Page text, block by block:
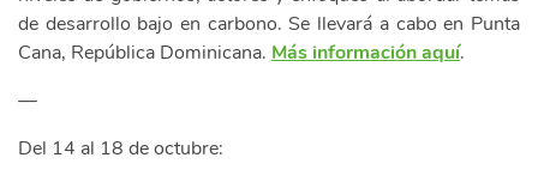
de desarrollo bajo en carbono. Se llevará a cabo en Punta
Cana, República Dominicana. Más información aquí.
—
Del 14 al 18 de octubre: